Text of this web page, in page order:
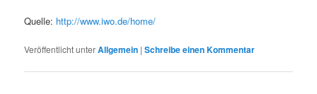
Quelle: http://www.iwo.de/home/
Veröffentlicht unterAllgemein |Schreibe einen Kommentar